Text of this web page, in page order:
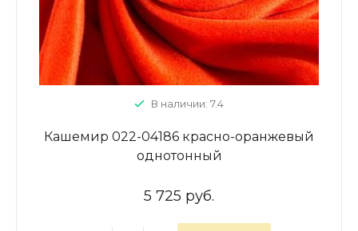
В наличии: 7.4
Кашемир 022-04186 красно-оранжевый
однотонный
5 725 руб.